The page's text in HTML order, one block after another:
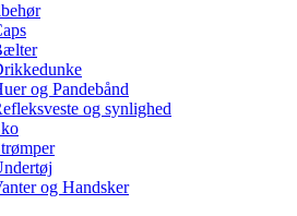
og Pandebånd
og synlighed
og Handsker